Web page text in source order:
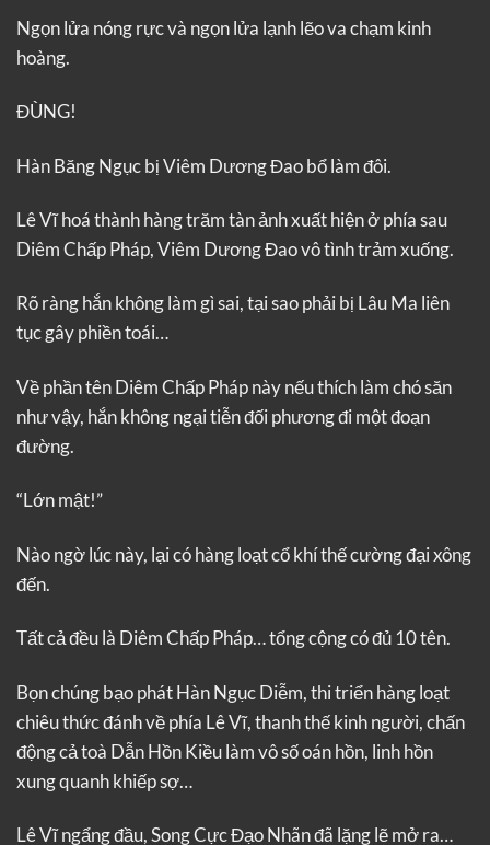
Ngọn lửa nóng rực và ngọn lửa lạnh lẽo va chạm kinh
hoàng.
ĐÙNG!
Hàn Băng Ngục bị Viêm Dương Đao bổ làm đôi.
Lê Vĩ hoá thành hàng trăm tàn ảnh xuất hiện ở phía sau
Diêm Chấp Pháp, Viêm Dương Đao vô tình trảm xuống.
Rõ ràng hắn không làm gì sai, tại sao phải bị Lâu Ma liên
tục gây phiền toái…
Về phần tên Diêm Chấp Pháp này nếu thích làm chó săn
như vậy, hắn không ngại tiễn đối phương đi một đoạn
đường.
“Lớn mật!”
Nào ngờ lúc này, lại có hàng loạt cổ khí thế cường đại xông
đến.
Tất cả đều là Diêm Chấp Pháp… tổng cộng có đủ 10 tên.
Bọn chúng bạo phát Hàn Ngục Diễm, thi triển hàng loạt
chiêu thức đánh về phía Lê Vĩ, thanh thế kinh người, chấn
động cả toà Dẫn Hồn Kiều làm vô số oán hồn, linh hồn
xung quanh khiếp sợ…
Lê Vĩ ngẩng đầu, Song Cực Đạo Nhãn đã lặng lẽ mở ra…